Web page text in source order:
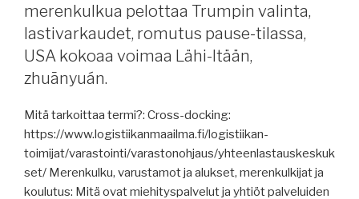
varoittaa,
Sjöfartsverket
hankkii
USCG
hankkii
vanhan
jäänmurtajan,
satamalakkoja,
merenkulkua pelottaa Trumpin valinta,
lastivarkaudet, romutus pause-tilassa,
USA kokoaa voimaa Lähi-Itään,
zhuānyuán.
Mitä tarkoittaa termi?: Cross-docking:
https://www.logistiikanmaailma.fi/logistiikan-
toimijat/varastointi/varastonohjaus/yhteenlastauskeskuk
set/ Merenkulku, varustamot ja alukset, merenkulkijat ja
koulutus: Mitä ovat miehityspalvelut ja yhtiöt palveluiden